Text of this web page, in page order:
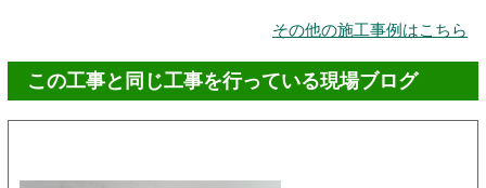
その他の施工事例はこちら
この工事と同じ工事を行っている現場ブログ